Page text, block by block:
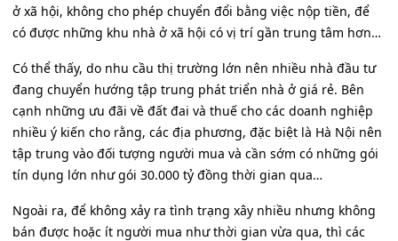
ở xã hội, không cho phép chuyển đổi bằng việc nộp tiền, để
có được những khu nhà ở xã hội có vị trí gần trung tâm hơn…
Có thể thấy, do nhu cầu thị trường lớn nên nhiều nhà đầu tư
đang chuyển hướng tập trung phát triển nhà ở giá rẻ. Bên
cạnh những ưu đãi về đất đai và thuế cho các doanh nghiệp
nhiều ý kiến cho rằng, các địa phương, đặc biệt là Hà Nội nên
tập trung vào đối tượng người mua và cần sớm có những gói
tín dụng lớn như gói 30.000 tỷ đồng thời gian qua…
Ngoài ra, để không xảy ra tình trạng xây nhiều nhưng không
bán được hoặc ít người mua như thời gian vừa qua, thì các